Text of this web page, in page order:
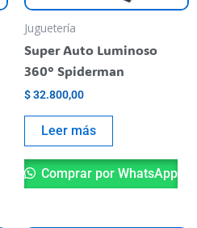
Juguetería
Super Auto Luminoso
360° Spiderman
$32.800,00
Leer más
Comprar por WhatsApp